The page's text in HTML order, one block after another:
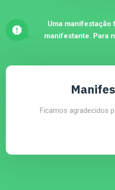
Uma manifestação
manifestante. Para
Ficamos agradecidos